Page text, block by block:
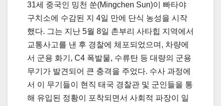
31세 중국인 밍천 쑨(Mingchen Sun)이 빠타야
구치소에 수감된 지 4일 만에 단식 농성을 시작
했다. 그는 지난 5월 8일 촌부리 사타힙 지역에서
교통사고를 낸 후 경찰에 체포되었으며, 차량에
서 군용 화기, C4 폭발물, 수류탄 등 대량의 군용
무기가 발견되어 큰 충격을 주었다. 수사 과정에
서 이 무기들이 현직 태국 경찰관 및 군인들을 통
해 유입된 정황이 포착되면서 사회적 파장이 일